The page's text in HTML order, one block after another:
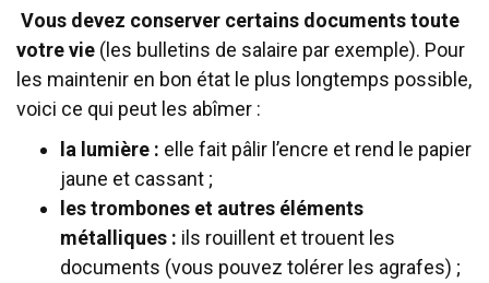
Vous devez conserver certains documents toute
votre vie (les bulletins de salaire par exemple). Pour
les maintenir en bon état le plus longtemps possible,
voici ce qui peut les abîmer :
la lumière : elle fait pâlir l’encre et rend le papier
jaune et cassant ;
les trombones et autres éléments
métalliques : ils rouillent et trouent les
documents (vous pouvez tolérer les agrafes) ;